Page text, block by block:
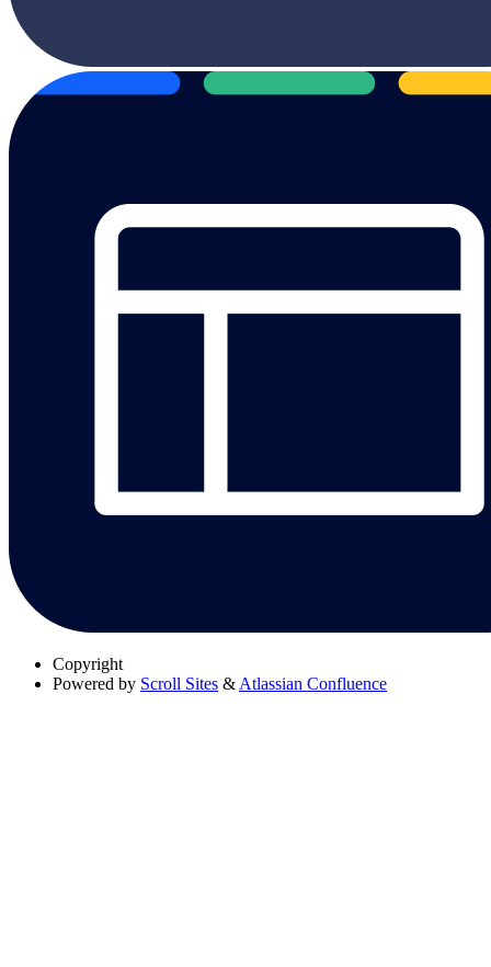
Copyright
Powered by Scroll Sites & Atlassian Confluence